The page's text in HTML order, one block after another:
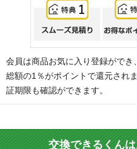
会員は商品お気に入り登録ができ
総額の1％がポイントで還元され
証期限も確認ができます。
交換できるくん